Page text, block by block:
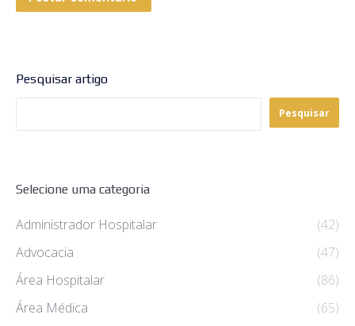
Pesquisar artigo
Pesquisar
Selecione uma categoria
Administrador Hospitalar
(42)
Advocacia
(47)
Área Hospitalar
(86)
Área Médica
(65)